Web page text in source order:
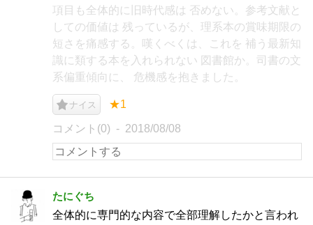
項目も全体的に旧時代感は 否めない。参考文献と
しての価値は 残っているが、理系本の賞味期限の
短さを痛感する。嘆くべくは、これを 補う最新知
識に類する本を入れられない 図書館か。司書の文
系偏重傾向に、 危機感を抱きました。
ナイス ★1
コメント(0) 2018/08/08
たにぐち
全体的に専門的な内容で全部理解したかと言われ